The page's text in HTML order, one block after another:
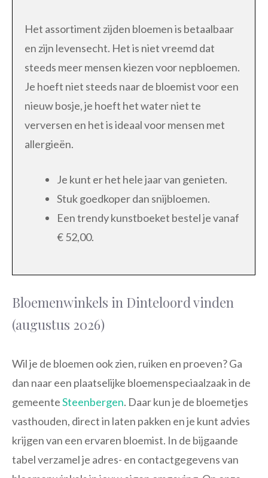
Het assortiment zijden bloemen is betaalbaar
en zijn levensecht. Het is niet vreemd dat
steeds meer mensen kiezen voor nepbloemen.
Je hoeft niet steeds naar de bloemist voor een
nieuw bosje, je hoeft het water niet te
verversen en het is ideaal voor mensen met
allergieën.
Je kunt er het hele jaar van genieten.
Stuk goedkoper dan snijbloemen.
Een trendy kunstboeket bestel je vanaf
€ 52,00.
Bloemenwinkels in Dinteloord vinden
(augustus 2026)
Wil je de bloemen ook zien, ruiken en proeven? Ga
dan naar een plaatselijke bloemenspeciaalzaak in de
gemeenteSteenbergen. Daar kun je de bloemetjes
vasthouden, direct in laten pakken en je kunt advies
krijgen van een ervaren bloemist. In de bijgaande
tabel verzamel je adres- en contactgegevens van